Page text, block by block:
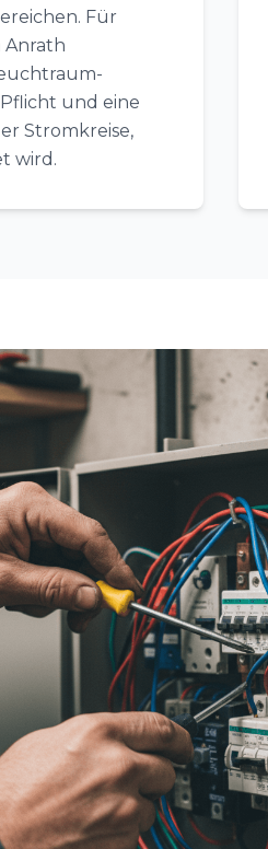
Für
Anrath
und eine
Stromkreise,
wird.